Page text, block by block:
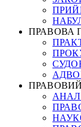
ПРАВОВА